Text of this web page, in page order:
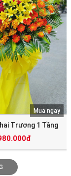
Trương 1 Tầng
Mua ngay